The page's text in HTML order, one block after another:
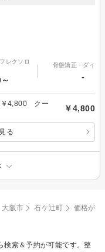
レクソロ
骨盤矯正・ダイエ
-
￥4,800
る
大阪市 石ケ辻町
価格が
検索＆予約が可能です。整